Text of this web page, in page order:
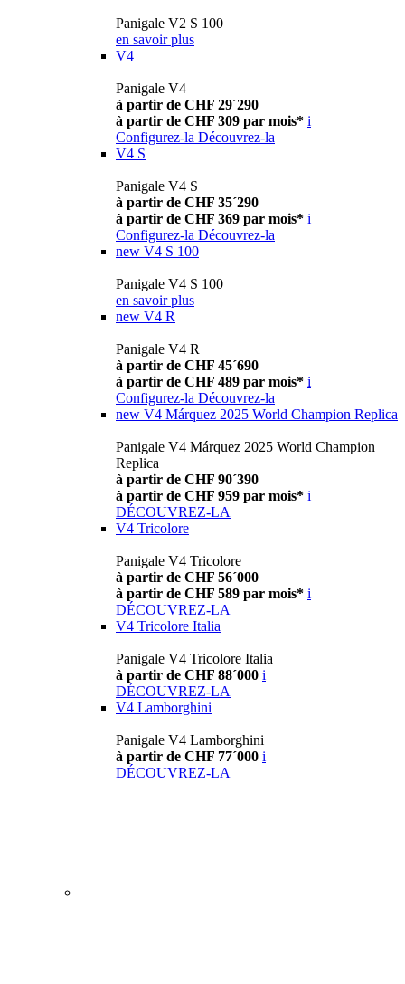
Panigale V2 S 100
en savoir plus
V4
Panigale V4
à partir de CHF 29´290
à partir de CHF 309 par mois* i
Configurez-la Découvrez-la
V4 S
Panigale V4 S
à partir de CHF 35´290
à partir de CHF 369 par mois* i
Configurez-la Découvrez-la
new V4 S 100
Panigale V4 S 100
en savoir plus
new V4 R
Panigale V4 R
à partir de CHF 45´690
à partir de CHF 489 par mois* i
Configurez-la Découvrez-la
new V4 Márquez 2025 World Champion Replica
Panigale V4 Márquez 2025 World Champion
Replica
à partir de CHF 90´390
à partir de CHF 959 par mois* i
DÉCOUVREZ-LA
V4 Tricolore
Panigale V4 Tricolore
à partir de CHF 56´000
à partir de CHF 589 par mois* i
DÉCOUVREZ-LA
V4 Tricolore Italia
Panigale V4 Tricolore Italia
à partir de CHF 88´000 i
DÉCOUVREZ-LA
V4 Lamborghini
Panigale V4 Lamborghini
à partir de CHF 77´000 i
DÉCOUVREZ-LA